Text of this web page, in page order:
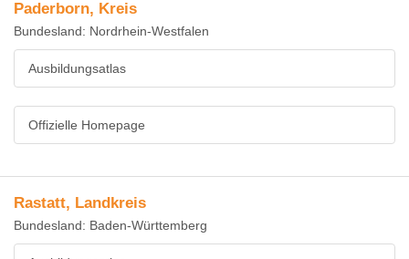
Paderborn, Kreis
Bundesland: Nordrhein-Westfalen
Ausbildungsatlas
Offizielle Homepage
Rastatt, Landkreis
Bundesland: Baden-Württemberg